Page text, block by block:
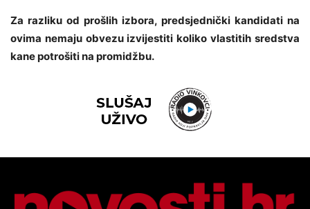
Za razliku od prošlih izbora, predsjednički kandidati na
ovima nemaju obvezu izvijestiti koliko vlastitih sredstva
kane potrošiti na promidžbu.